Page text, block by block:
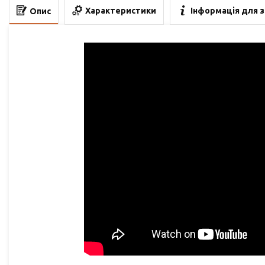
Опис Характеристики Інформація для